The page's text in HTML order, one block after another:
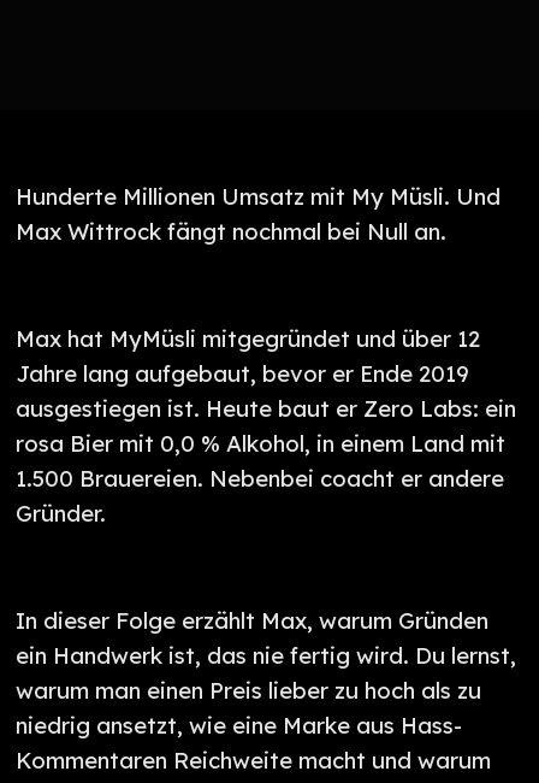
Hunderte Millionen Umsatz mit My Müsli. Und
Max Wittrock fängt nochmal bei Null an.
Max hat MyMüsli mitgegründet und über 12
Jahre lang aufgebaut, bevor er Ende 2019
ausgestiegen ist. Heute baut er Zero Labs: ein
rosa Bier mit 0,0 % Alkohol, in einem Land mit
1.500 Brauereien. Nebenbei coacht er andere
Gründer.
In dieser Folge erzählt Max, warum Gründen
ein Handwerk ist, das nie fertig wird. Du lernst,
warum man einen Preis lieber zu hoch als zu
niedrig ansetzt, wie eine Marke aus Hass-
Kommentaren Reichweite macht und warum